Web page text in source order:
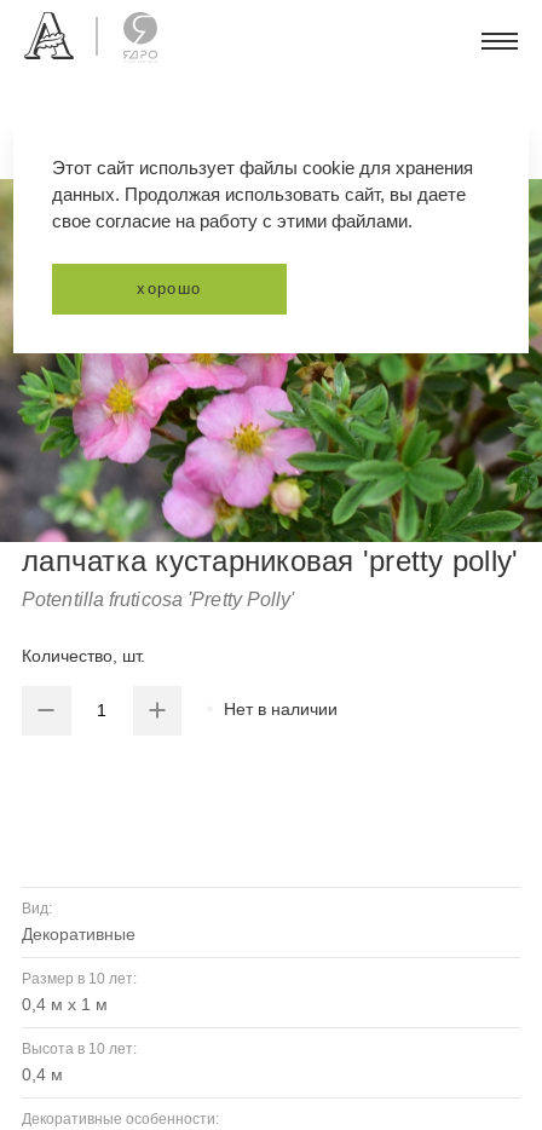
лапчатка кустарниковая 'pretty polly'
Potentilla fruticosa 'Pretty Polly'
Количество, шт.
Нет в наличии
Вид:
декоративные
Размер в 10 лет:
0,4 м x 1 м
Высота в 10 лет:
0,4 м
Декоративные особенности:
Этот сайт использует файлы cookie для хранения
данных. Продолжая использовать сайт, вы даете
свое согласие на работу с этими файлами.
хорошо